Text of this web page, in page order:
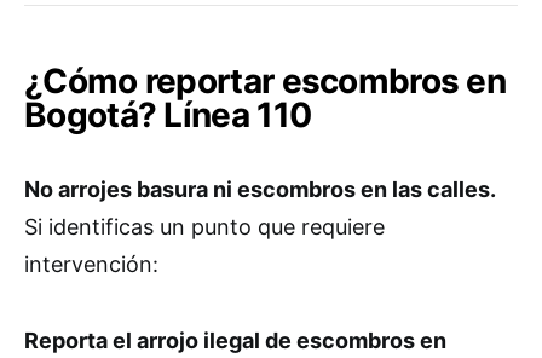
¿Cómo reportar escombros en
Bogotá? Línea 110
No arrojes basura ni escombros en las calles.
Si identificas un punto que requiere
intervención:
Reporta el arrojo ilegal de escombros en